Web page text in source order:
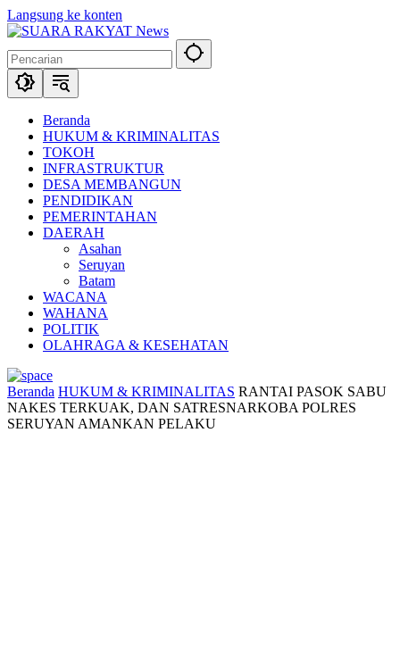
Langsung ke konten
Beranda
HUKUM & KRIMINALITAS
TOKOH
INFRASTRUKTUR
DESA MEMBANGUN
PENDIDIKAN
PEMERINTAHAN
DAERAH
Asahan
Seruyan
Batam
WACANA
WAHANA
POLITIK
OLAHRAGA & KESEHATAN
Beranda HUKUM & KRIMINALITAS RANTAI PASOK SABU
NAKES TERKUAK, DAN SATRESNARKOBA POLRES
SERUYAN AMANKAN PELAKU